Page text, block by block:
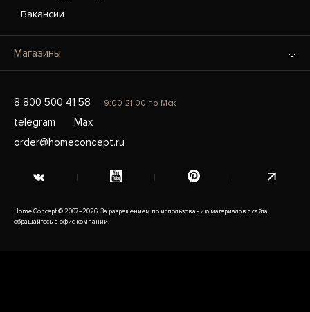
Вакансии
Магазины
8 800 500 41 58 9:00-21:00 по Мск
telegram
Max
order@homeconcept.ru
Home Concept © 2007–2026. За разрешением по использованию материалов с сайта
обращайтесь в офис компании.